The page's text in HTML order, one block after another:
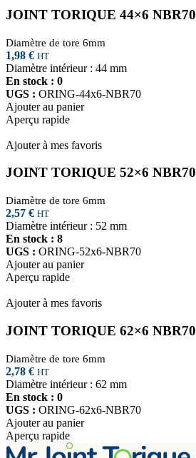
JOINT TORIQUE 44×6 NBR70
Diamètre de tore 6mm
1,98 € HT
Diamètre intérieur : 44 mm
En stock : 0
UGS : ORING-44x6-NBR70
Ajouter au panier
Aperçu rapide
Ajouter à mes favoris
JOINT TORIQUE 52×6 NBR70
Diamètre de tore 6mm
2,57 € HT
Diamètre intérieur : 52 mm
En stock : 8
UGS : ORING-52x6-NBR70
Ajouter au panier
Aperçu rapide
Ajouter à mes favoris
JOINT TORIQUE 62×6 NBR70
Diamètre de tore 6mm
2,78 € HT
Diamètre intérieur : 62 mm
En stock : 0
UGS : ORING-62x6-NBR70
Ajouter au panier
Aperçu rapide